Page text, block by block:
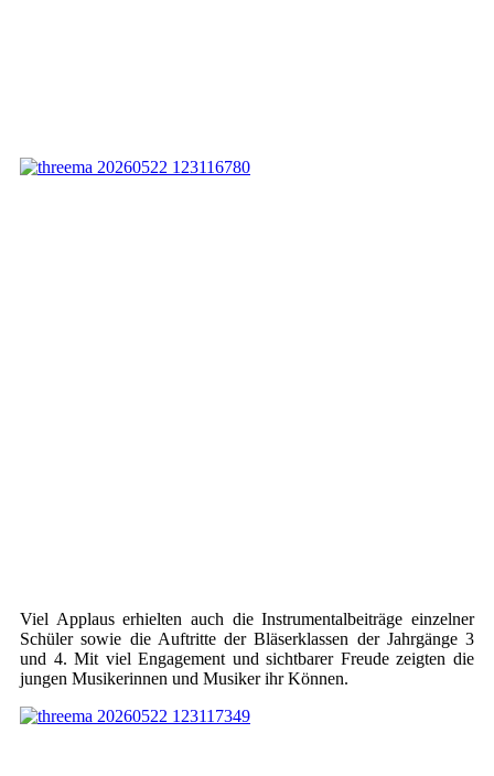
Viel Applaus erhielten auch die Instrumentalbeiträge einzelner
Schüler sowie die Auftritte der Bläserklassen der Jahrgänge 3
und 4. Mit viel Engagement und sichtbarer Freude zeigten die
jungen Musikerinnen und Musiker ihr Können.